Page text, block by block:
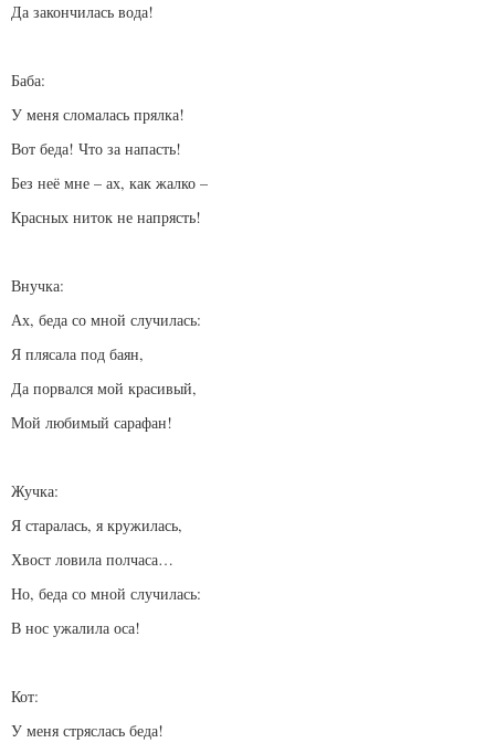
Да закончилась вода!
Баба:
У меня сломалась прялка!
Вот беда! Что за напасть!
Без неё мне – ах, как жалко –
Красных ниток не напрясть!
Внучка:
Ах, беда со мной случилась:
Я плясала под баян,
Да порвался мой красивый,
Мой любимый сарафан!
Жучка:
Я старалась, я кружилась,
Хвост ловила полчаса…
Но, беда со мной случилась:
В нос ужалила оса!
Кот:
У меня стряслась беда!